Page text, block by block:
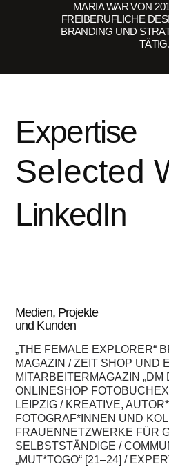
MARIA WAR VON
FREIBERUFLICHE
BRANDING UND
TÄTIG.
Expertise
Selected
LinkedIn
Medien, Projekte
und Kunden
„THE FEMALE EXPLORER“
MAGAZIN / ZEIT SHOP UND
MITARBEITERMAGAZIN „DM
ONLINESHOP
LEIPZIG / KREATIVE,
FOTOGRAF*INNEN UND
FRAUENNETZWERKE FÜR
SELBSTSTÄNDIGE /
„MUT*TOGO“ [21–24] /